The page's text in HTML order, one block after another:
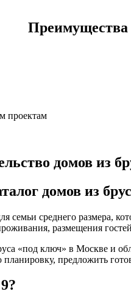
Преимущества
проектам
домов из
домов из
семьи среднего размера,
размещения
«под ключ» в Москве и
предложить